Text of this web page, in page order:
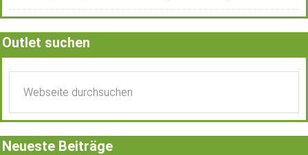
Outlet suchen
Neueste Beiträge